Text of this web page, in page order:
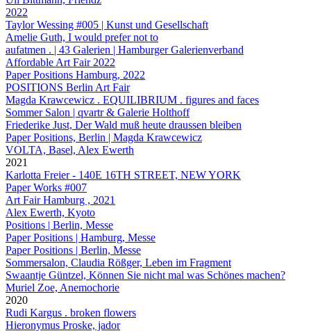
2022
Taylor Wessing #005 | Kunst und Gesellschaft
Amelie Guth, I would prefer not to
aufatmen . | 43 Galerien | Hamburger Galerienverband
Affordable Art Fair 2022
Paper Positions Hamburg, 2022
POSITIONS Berlin Art Fair
Magda Krawcewicz . EQUILIBRIUM . figures and faces
Sommer Salon | qvartr & Galerie Holthoff
Friederike Just, Der Wald muß heute draussen bleiben
Paper Positions, Berlin | Magda Krawcewicz
VOLTA, Basel, Alex Ewerth
2021
Karlotta Freier - 140E 16TH STREET, NEW YORK
Paper Works #007
Art Fair Hamburg , 2021
Alex Ewerth, Kyoto
Positions | Berlin, Messe
Paper Positions | Hamburg, Messe
Paper Positions | Berlin, Messe
Sommersalon, Claudia Rößger, Leben im Fragment
Swaantje Güntzel, Können Sie nicht mal was Schönes machen?
Muriel Zoe, Anemochorie
2020
Rudi Kargus . broken flowers
Hieronymus Proske, jador